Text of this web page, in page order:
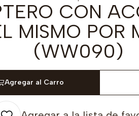
CON
MISMO POR
(WW090)
Agregar al Carro